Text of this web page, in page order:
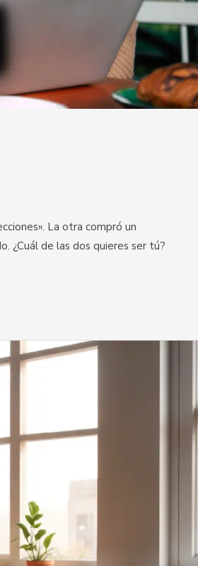
La otra compró un
¿Cuál de las dos quieres ser tú?